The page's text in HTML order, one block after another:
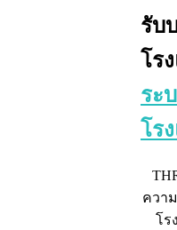
รับ
โร
ระ
โร
ควา
โร